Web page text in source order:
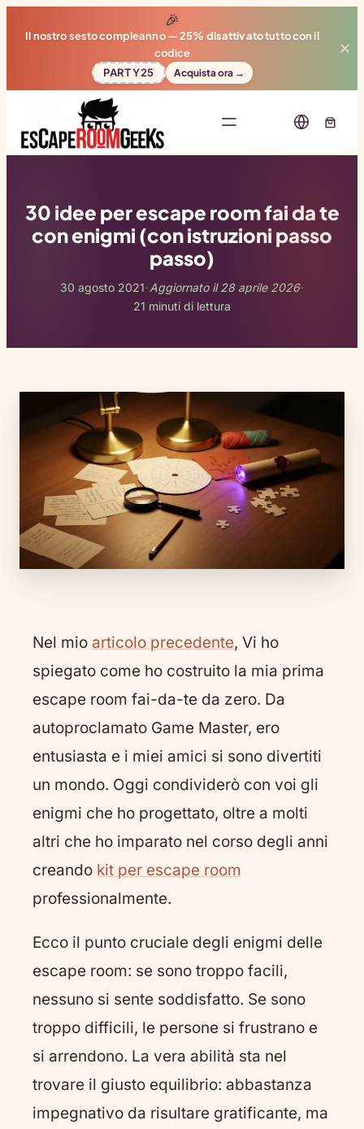
🎉
Il nostro sesto compleanno —25% disattivatotutto con il
codice
PARTY25
Acquista ora →
✕
30 idee per escape room fai da te
con enigmi (con istruzioni passo
passo)
30 agosto 2021-Aggiornato il 28 aprile 2026-
21 minuti di lettura
Nel mio articolo precedente, Vi ho
spiegato come ho costruito la mia prima
escape room fai-da-te da zero. Da
autoproclamato Game Master, ero
entusiasta e i miei amici si sono divertiti
un mondo. Oggi condividerò con voi gli
enigmi che ho progettato, oltre a molti
altri che ho imparato nel corso degli anni
creando kit per escape room
professionalmente.
Ecco il punto cruciale degli enigmi delle
escape room: se sono troppo facili,
nessuno si sente soddisfatto. Se sono
troppo difficili, le persone si frustrano e
si arrendono. La vera abilità sta nel
trovare il giusto equilibrio: abbastanza
impegnativo da risultare gratificante, ma